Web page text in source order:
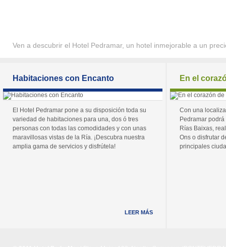
Ven a descubrir el Hotel Pedramar, un hotel inmejorable a un
Habitaciones con Encanto
El Hotel Pedramar pone a su disposición toda su
variedad de habitaciones para una, dos ó tres
personas con todas las comodidades y con unas
maravillosas vistas de la Ría. ¡Descubra nuestra
amplia gama de servicios y disfrútela!
LEER MÁS
En el
Con una
Pedramar
Rías Baixas,
Ons o disfrutar
principales